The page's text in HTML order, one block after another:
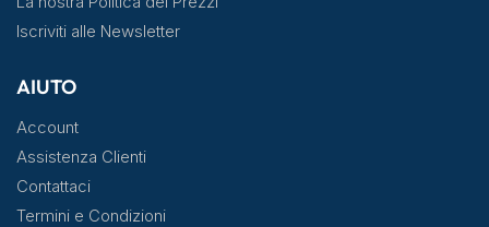
Iscriviti alle Newsletter
AIUTO
Account
Assistenza Clienti
Contattaci
Termini e Condizioni